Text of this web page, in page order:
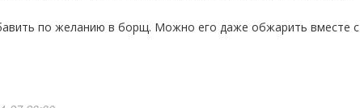
по желанию в борщ. Можно его даже обжарить вместе с